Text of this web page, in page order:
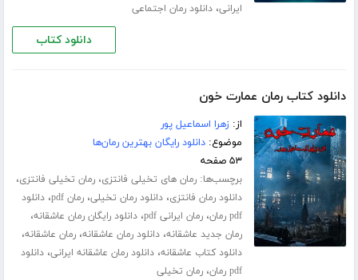
ایرانی،دانلود رمان اجتماعی
دانلود کتاب
دانلود کتاب رمان عمارت خون
از:زهرا اسماعیل پور
موضوع:دانلود رایگان بهترین رمان‌ها
۵۳ صفحه
برچسب‌ها:رمان های تخیلی فانتزی،رمان تخیلی فانتزی،
دانلود رمان فانتزی،دانلود رمان تخیلی،رمان pdf ،دانلود
pdf رمان
،رمان ایرانی pdf ،دانلود رایگان رمان عاشقانه،
رمان جدید عاشقانه،دانلود رمان عاشقانه،رمان عاشقانه،
دانلود کتاب عاشقانه،دانلود رمان عاشقانه ایرانی،دانلود
pdf رمان
،رمان تخیلی